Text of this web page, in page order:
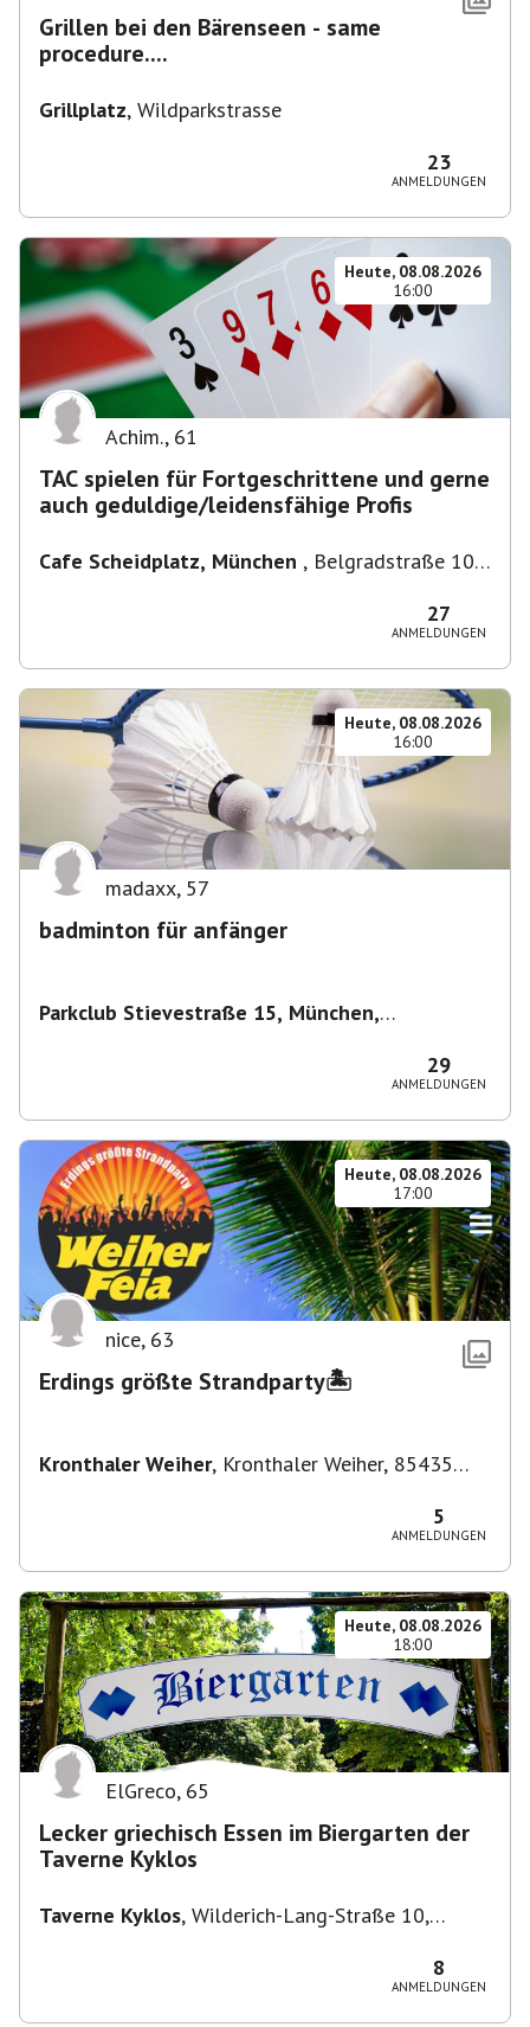
Grillen bei den Bärenseen - same
procedure....
Grillplatz, Wildparkstrasse
23
ANMELDUNGEN
Heute, 08.08.2026
16:00
Achim., 61
TAC spielen für Fortgeschrittene und gerne
auch geduldige/leidensfähige Profis
Cafe Scheidplatz, München , Belgradstraße 104,
27
ANMELDUNGEN
Heute, 08.08.2026
16:00
madaxx, 57
badminton für anfänger
Parkclub Stievestraße 15, München,
29
ANMELDUNGEN
Heute, 08.08.2026
17:00
nice, 63
Erdings größte Strandparty🏝️
Kronthaler Weiher, Kronthaler Weiher, 85435
5
ANMELDUNGEN
Heute, 08.08.2026
18:00
ElGreco, 65
Lecker griechisch Essen im Biergarten der
Taverne Kyklos
Taverne Kyklos, Wilderich-Lang-Straße 10,
8
ANMELDUNGEN